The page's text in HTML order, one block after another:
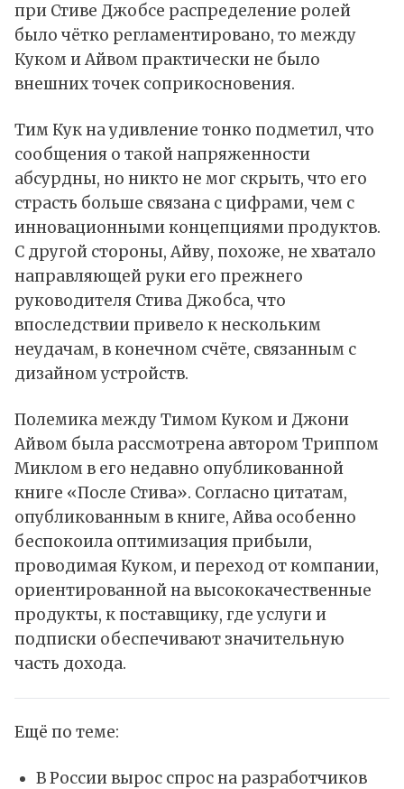
при Стиве Джобсе распределение ролей
было чётко регламентировано, то между
Куком и Айвом практически не было
внешних точек соприкосновения.
Тим Кук на удивление тонко подметил, что
сообщения о такой напряженности
абсурдны, но никто не мог скрыть, что его
страсть больше связана с цифрами, чем с
инновационными концепциями продуктов.
С другой стороны, Айву, похоже, не хватало
направляющей руки его прежнего
руководителя Стива Джобса, что
впоследствии привело к нескольким
неудачам, в конечном счёте, связанным с
дизайном устройств.
Полемика между Тимом Куком и Джони
Айвом была рассмотрена автором Триппом
Миклом в его недавно опубликованной
книге «После Стива». Согласно цитатам,
опубликованным в книге, Айва особенно
беспокоила оптимизация прибыли,
проводимая Куком, и переход от компании,
ориентированной на высококачественные
продукты, к поставщику, где услуги и
подписки обеспечивают значительную
часть дохода.
Ещё по теме:
В России вырос спрос на разработчиков